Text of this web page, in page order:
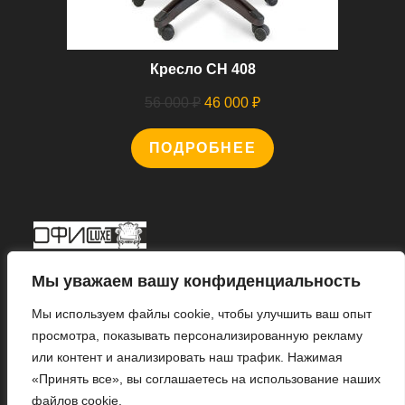
Мы уважаем вашу конфиденциальность
Мы используем файлы cookie, чтобы улучшить ваш опыт
просмотра, показывать персонализированную рекламу
или контент и анализировать наш трафик. Нажимая
«Принять все», вы соглашаетесь на использование наших
файлов cookie.
Кресло CH 408
56 000₽ Первоначальная
цена
составляла
46 000 ₽Текущая
46
ПОДРОБНЕЕ
Откроется
в